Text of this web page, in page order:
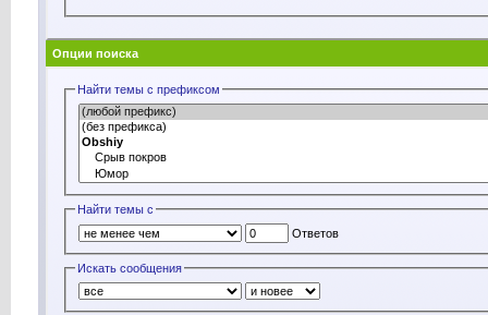
Опции поиска
Найти темы с префиксом
Найти темы с
Ответов
Искать сообщения